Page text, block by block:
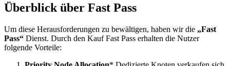
Überblick über Fast Pass
Um diese Herausforderungen zu bewältigen, haben wir die „Fast
Pass“ Dienst. Durch den Kauf Fast Pass erhalten die Nutzer
folgende Vorteile: